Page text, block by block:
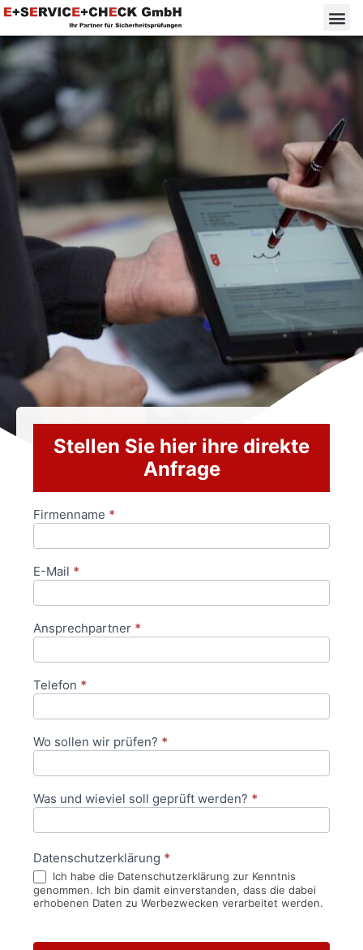
Stellen Sie hier ihre direkte
Anfrage
Anfrageformular
Firmenname *
E-Mail *
Ansprechpartner *
Telefon *
Wo sollen wir prüfen? *
Was und wieviel soll geprüft werden? *
Datenschutzerklärung *
Ich habe die Datenschutzerklärung zur Kenntnis
genommen. Ich bin damit einverstanden, dass die dabei
erhobenen Daten zu Werbezwecken verarbeitet werden.